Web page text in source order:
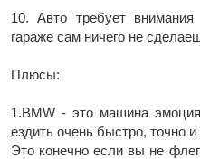
10. Авто требует
гараже сам ничего не
Плюсы:
1.BMW - это машина
ездить очень быстро, точно и
Это конечно если вы не